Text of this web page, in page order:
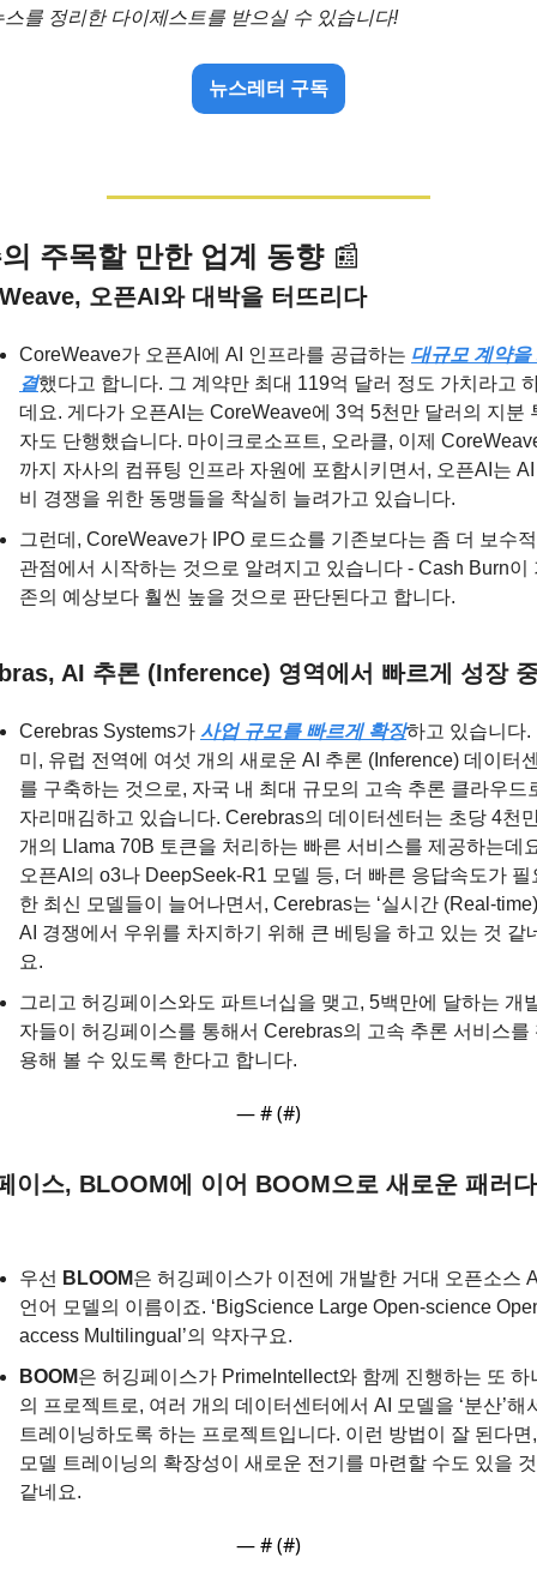
스를 정리한 다이제스트를 받으실 수 있습니다!
뉴스레터 구독
주목할 만한 업계 동향 📰
오픈AI와 대박을 터뜨리다
CoreWeave가 오픈AI에 AI 인프라를 공급하는 대규모 계약을
결했다고 합니다. 그 계약만 최대 119억 달러 정도 가치라고
데요. 게다가 오픈AI는 CoreWeave에 3억 5천만 달러의 지분
자도 단행했습니다. 마이크로소프트, 오라클, 이제
까지 자사의 컴퓨팅 인프라 자원에 포함시키면서, 오픈AI는
비 경쟁을 위한 동맹들을 착실히 늘려가고 있습니다.
그런데, CoreWeave가 IPO 로드쇼를 기존보다는 좀 더 보수
관점에서 시작하는 것으로 알려지고 있습니다 - Cash Burn이
존의 예상보다 훨씬 높을 것으로 판단된다고 합니다.
AI 추론 (Inference) 영역에서 빠르게 성장
Cerebras Systems가 사업 규모를 빠르게 확장하고 있습니다.
미, 유럽 전역에 여섯 개의 새로운 AI 추론 (Inference) 데이터
를 구축하는 것으로, 자국 내 최대 규모의 고속 추론 클라우드
자리매김하고 있습니다. Cerebras의 데이터센터는 초당 4천
개의 Llama 70B 토큰을 처리하는 빠른 서비스를 제공하는데
오픈AI의 o3나 DeepSeek-R1 모델 등, 더 빠른 응답속도가 필
한 최신 모델들이 늘어나면서, Cerebras는 ‘실시간 (Real-
AI 경쟁에서 우위를 차지하기 위해 큰 베팅을 하고 있는 것 같
요.
그리고 허깅페이스와도 파트너십을 맺고, 5백만에 달하는 개
자들이 허깅페이스를 통해서 Cerebras의 고속 추론 서비스를
용해 볼 수 있도록 한다고 합니다.
— # (#)
이스, BLOOM에 이어 BOOM으로 새로운 패러
우선 BLOOM은 허깅페이스가 이전에 개발한 거대 오픈소스
언어 모델의 이름이죠. ‘BigScience Large Open-science
access Multilingual’의 약자구요.
BOOM은 허깅페이스가 PrimeIntellect와 함께 진행하는 또 하
의 프로젝트로, 여러 개의 데이터센터에서 AI 모델을 ‘분산’해
트레이닝하도록 하는 프로젝트입니다. 이런 방법이 잘 된다면
모델 트레이닝의 확장성이 새로운 전기를 마련할 수도 있을 것
같네요.
— # (#)